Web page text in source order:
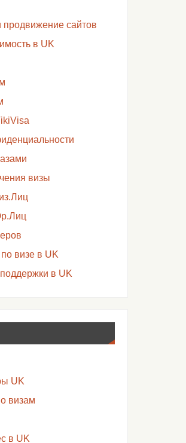
сайтов
в UK
визы
визе в UK
в UK
UK
визам
в UK